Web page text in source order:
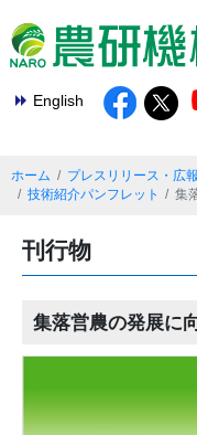
English
ホーム プレスリリース・広報
技術紹介パンフレット
集
刊行物
集落営農の発展に